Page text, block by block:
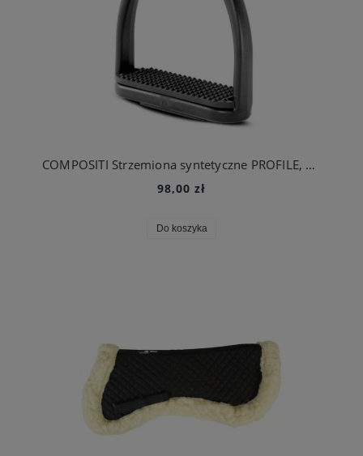
COMPOSITI Strzemiona syntetyczne PROFILE, czarne
98,00 zł
Do koszyka